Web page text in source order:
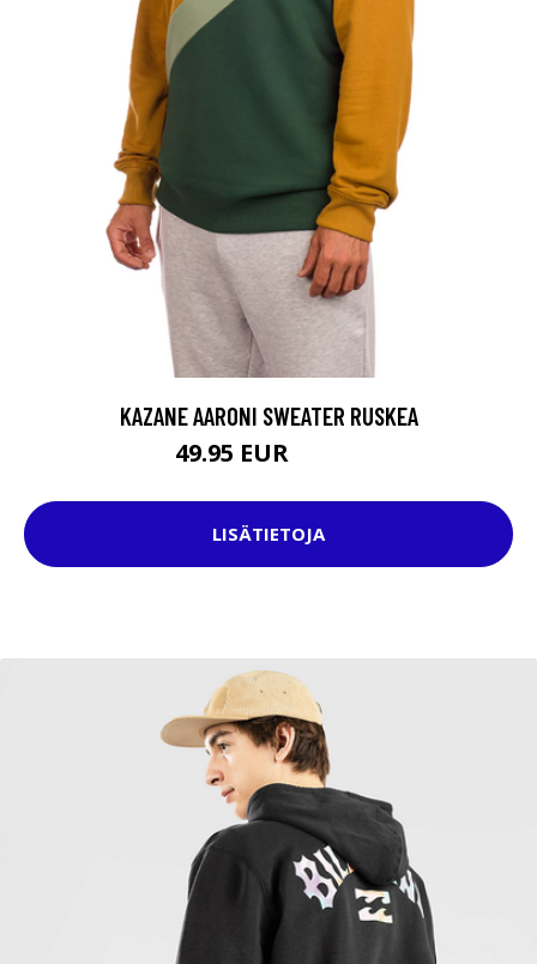
KAZANE AARONI SWEATER RUSKEA
49.95 EUR
LISÄTIETOJA